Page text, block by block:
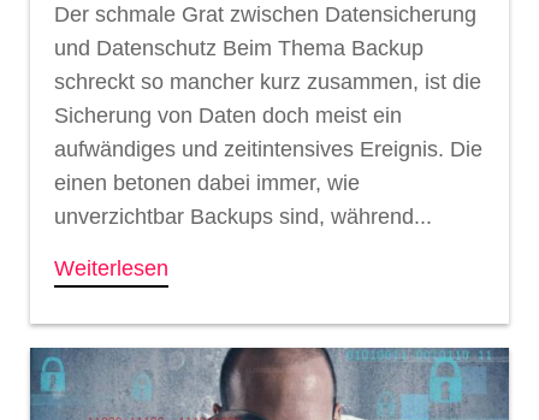
Der schmale Grat zwischen Datensicherung
und Datenschutz Beim Thema Backup
schreckt so mancher kurz zusammen, ist die
Sicherung von Daten doch meist ein
aufwändiges und zeitintensives Ereignis. Die
einen betonen dabei immer, wie
unverzichtbar Backups sind, während...
Weiterlesen